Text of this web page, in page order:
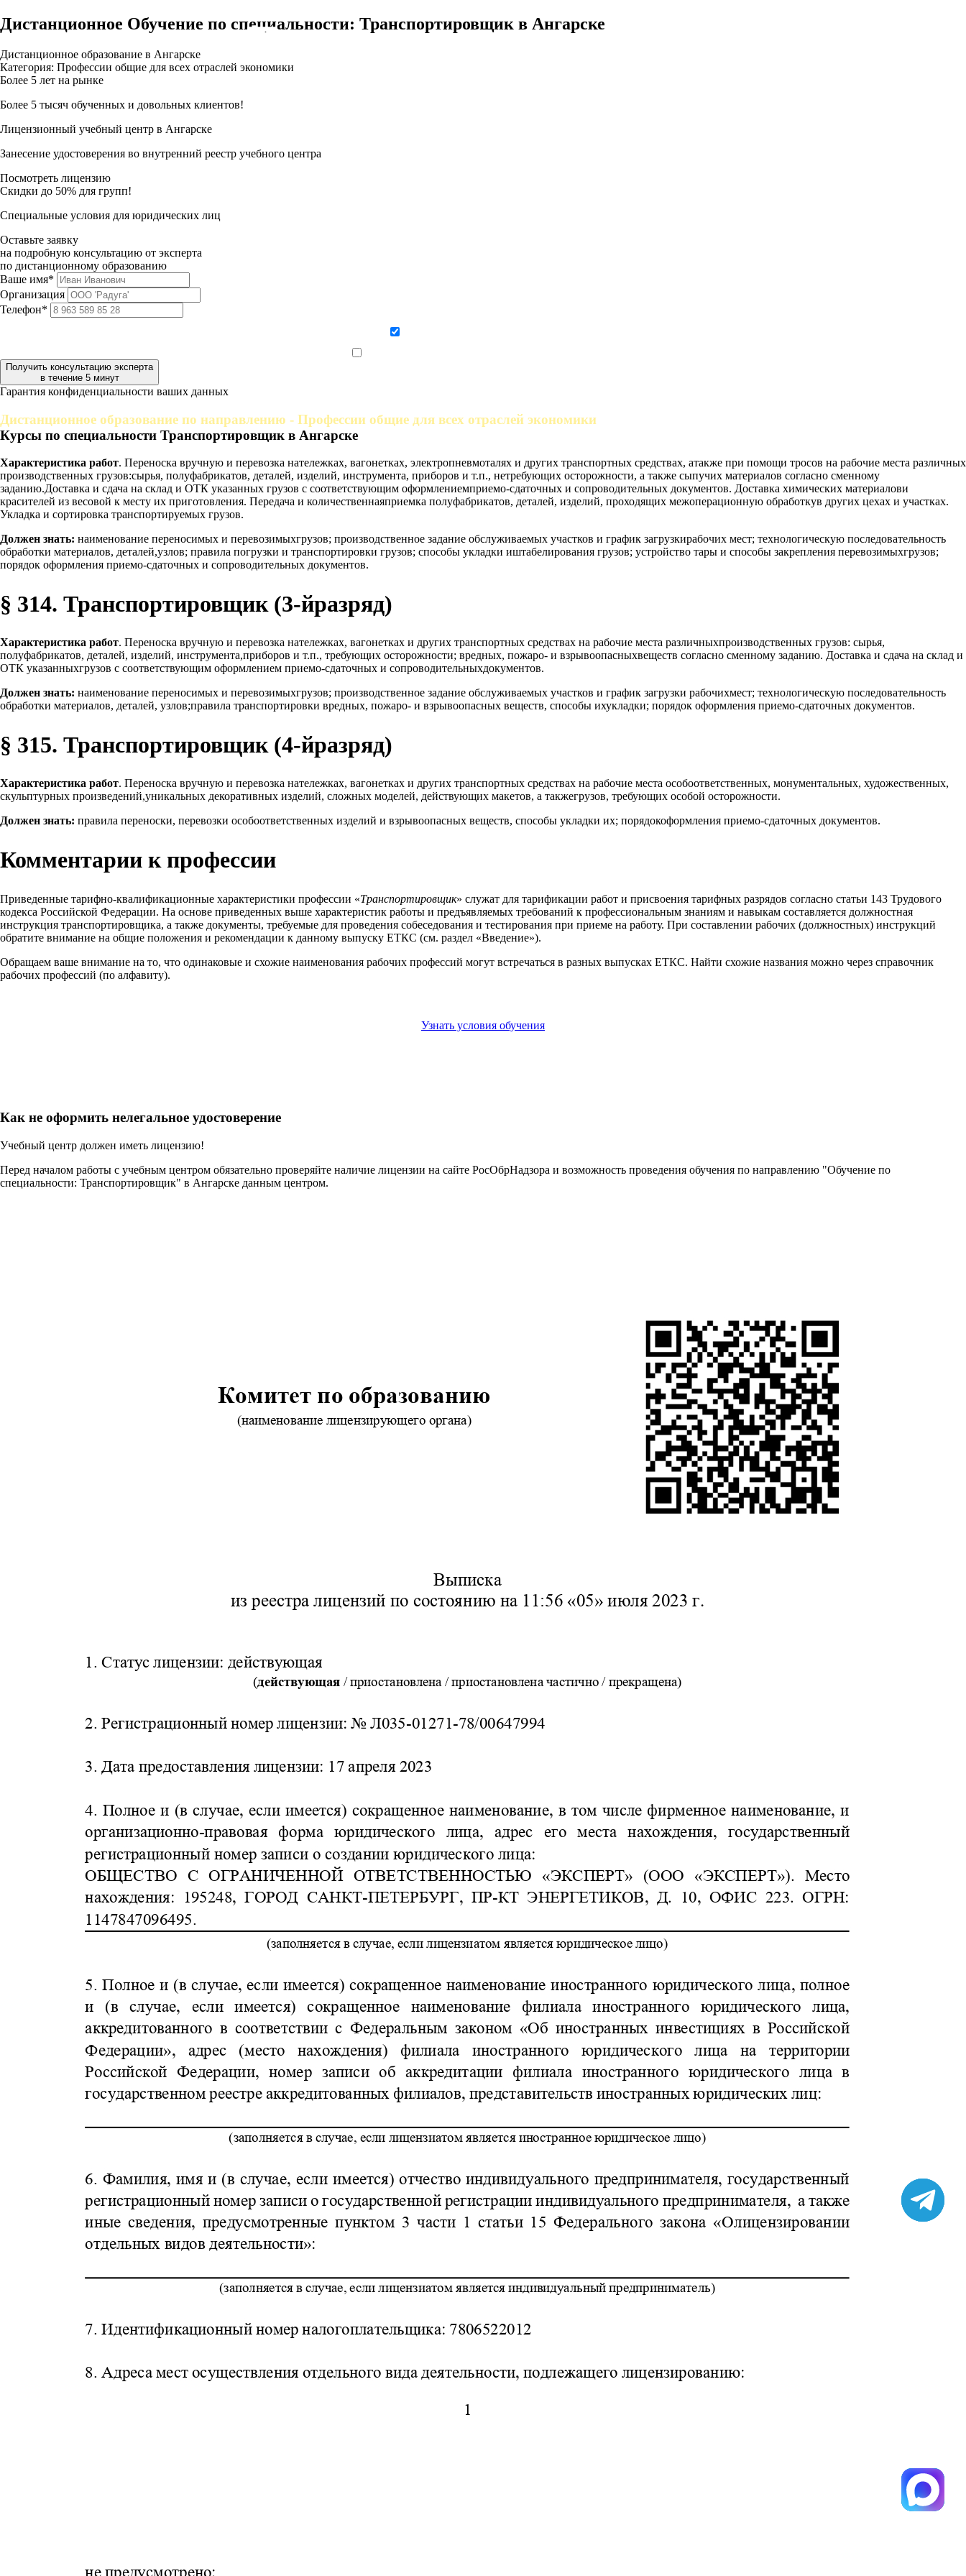
Дистанционное Обучение по специальности: Транспортировщик в Ангарске
Дистанционное образование в Ангарске
Категория: Профессии общие для всех отраслей экономики
Более 5 лет на рынке
Более 5 тысяч обученных и довольных клиентов!
Лицензионный учебный центр в Ангарске
Занесение удостоверения во внутренний реестр учебного центра
Посмотреть лицензию
Скидки до 50% для групп!
Специальные условия для юридических лиц
Оставьте заявку
на подробную консультацию от эксперта
по дистанционному образованию
Ваше имя*
Организация
Телефон*
Получить консультацию эксперта
в течение 5 минут
Гарантия конфиденциальности ваших данных
Дистанционное образование по направлению - Профессии общие для всех отраслей экономики
Курсы по специальности Транспортировщик в Ангарске
Характеристика работ. Переноска вручную и перевозка натележках, вагонетках, электропневмоталях и других транспортных средствах, атакже при помощи тросов на рабочие места различных
производственных грузов:сырья, полуфабрикатов, деталей, изделий, инструмента, приборов и т.п., нетребующих осторожности, а также сыпучих материалов согласно сменному
заданию.Доставка и сдача на склад и ОТК указанных грузов с соответствующим оформлениемприемо-сдаточных и сопроводительных документов. Доставка химических материалови
красителей из весовой к месту их приготовления. Передача и количественнаяприемка полуфабрикатов, деталей, изделий, проходящих межоперационную обработкув других цехах и участках.
Укладка и сортировка транспортируемых грузов.
Должен знать: наименование переносимых и перевозимыхгрузов; производственное задание обслуживаемых участков и график загрузкирабочих мест; технологическую последовательность
обработки материалов, деталей,узлов; правила погрузки и транспортировки грузов; способы укладки иштабелирования грузов; устройство тары и способы закрепления перевозимыхгрузов;
порядок оформления приемо-сдаточных и сопроводительных документов.
§ 314. Транспортировщик (3-йразряд)
Характеристика работ. Переноска вручную и перевозка натележках, вагонетках и других транспортных средствах на рабочие места различныхпроизводственных грузов: сырья,
полуфабрикатов, деталей, изделий, инструмента,приборов и т.п., требующих осторожности; вредных, пожаро- и взрывоопасныхвеществ согласно сменному заданию. Доставка и сдача на склад и
ОТК указанныхгрузов с соответствующим оформлением приемо-сдаточных и сопроводительныхдокументов.
Должен знать: наименование переносимых и перевозимыхгрузов; производственное задание обслуживаемых участков и график загрузки рабочихмест; технологическую последовательность
обработки материалов, деталей, узлов;правила транспортировки вредных, пожаро- и взрывоопасных веществ, способы ихукладки; порядок оформления приемо-сдаточных документов.
§ 315. Транспортировщик (4-йразряд)
Характеристика работ. Переноска вручную и перевозка натележках, вагонетках и других транспортных средствах на рабочие места особоответственных, монументальных, художественных,
скульптурных произведений,уникальных декоративных изделий, сложных моделей, действующих макетов, а такжегрузов, требующих особой осторожности.
Должен знать: правила переноски, перевозки особоответственных изделий и взрывоопасных веществ, способы укладки их; порядокоформления приемо-сдаточных документов.
Комментарии к профессии
Приведенные тарифно-квалификационные характеристики профессии «Транспортировщик» служат для тарификации работ и присвоения тарифных разрядов согласно статьи 143 Трудового
кодекса Российской Федерации. На основе приведенных выше характеристик работы и предъявляемых требований к профессиональным знаниям и навыкам составляется должностная
инструкция транспортировщика, а также документы, требуемые для проведения собеседования и тестирования при приеме на работу. При составлении рабочих (должностных) инструкций
обратите внимание на общие положения и рекомендации к данному выпуску ЕТКС (см. раздел «Введение»).
Обращаем ваше внимание на то, что одинаковые и схожие наименования рабочих профессий могут встречаться в разных выпусках ЕТКС. Найти схожие названия можно через справочник
рабочих профессий (по алфавиту).
Узнать условия обучения
Как не оформить нелегальное удостоверение
Учебный центр должен иметь лицензию!
Перед началом работы с учебным центром обязательно проверяйте наличие лицензии на сайте РосОбрНадзора и возможность проведения обучения по направлению "Обучение по
специальности: Транспортировщик" в Ангарске данным центром.